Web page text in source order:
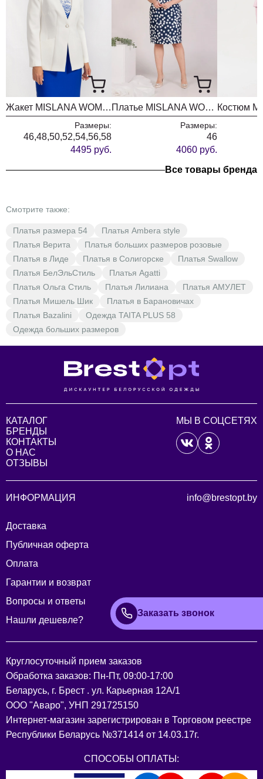
Жакет MISLANA WOMEN А804 белый
Размеры:
46,48,50,52,54,56,58
4495 руб.
Платье MISLANA WOMEN 728/1
Размеры:
46
4060 руб.
Все товары бренда
Смотрите также:
Платья размера 54
Платья Ambera style
Платья Верита
Платья больших размеров розовые
Платья в Лиде
Платья в Солигорске
Платья Swallow
Платья БелЭльСтиль
Платья Agatti
Платья Ольга Стиль
Платья Лилиана
Платья АМУЛЕТ
Платья Мишель Шик
Платья в Барановичах
Платья Bazalini
Одежда TAITA PLUS 58
Одежда больших размеров
КАТАЛОГ
БРЕНДЫ
КОНТАКТЫ
О НАС
ОТЗЫВЫ
МЫ В СОЦСЕТЯХ
ИНФОРМАЦИЯ
Доставка
Публичная оферта
Оплата
Гарантии и возврат
Вопросы и ответы
Нашли дешевле?
info@brestopt.by
Заказать звонок
Круглосуточный прием заказов
Обработка заказов: Пн-Пт, 09:00-17:00
Беларусь, г. Брест . ул. Карьерная 12А/1
ООО "Аваро", УНП 291725150
Интернет-магазин зарегистрирован в Торговом реестре
Республики Беларусь №371414 от 14.03.17г.
СПОСОБЫ ОПЛАТЫ: